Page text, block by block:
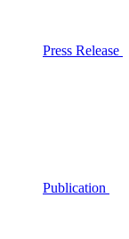
Press Release
Publication